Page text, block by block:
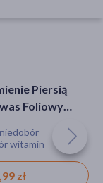
Piersią
Foliowy
56 szt. + 56 szt.
witamin
zł